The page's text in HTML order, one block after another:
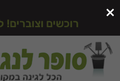
רוכשים
×